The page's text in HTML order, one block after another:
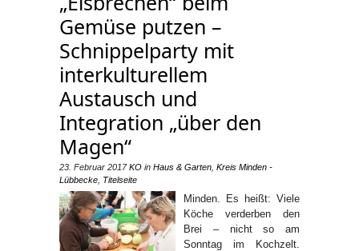
Gemüse putzen –
Schnippelparty mit
interkulturellem
Austausch und
Integration „über den
Magen“
23. Februar 2017 KO in Haus & Garten Kreis Minden -
Lübbecke Titelseite
Minden. Es heißt: Viele
Köche verderben den
Brei – nicht so am
Sonntag im Kochzelt.